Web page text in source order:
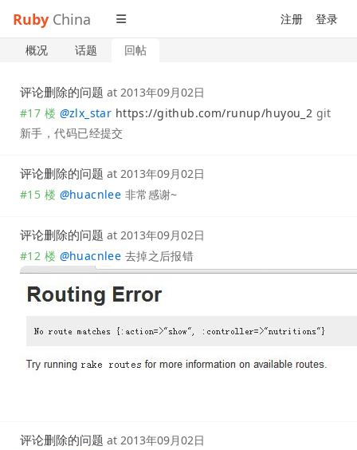
Ruby China 注册 登录
概况 话题 回帖
评论删除的问题 at 2013年09月02日
#17 楼 @zlx_star https://github.com/runup/huyou_2 git
新手，代码已经提交
评论删除的问题 at 2013年09月02日
#15 楼 @huacnlee 非常感谢~
评论删除的问题 at 2013年09月02日
#12 楼 @huacnlee 去掉之后报错
评论删除的问题 at 2013年09月02日